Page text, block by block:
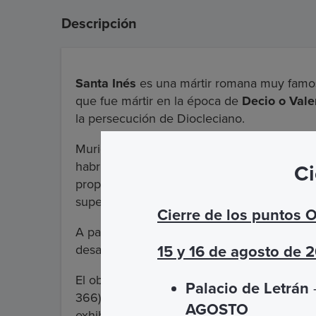
Descripción
Santa Inés es una mártir romana muy
que fue mártir en la época de Decio o
la persecución de Diocleciano.
Murió a la edad de solo 12 años: el Papa
habría arrojado. Tras el martirio, el cuerpo
propiedad de su familia, a la izquierda de
superficie con tumbas y mausoleos
A partir de este
desarrollará bajo tierra una vasta red
El objeto de especial atención fue la
366) estaba decorada con losas de
Cierre de los puntos
15 y 16 de agosto de
Palacio de Letrán
AGOSTO